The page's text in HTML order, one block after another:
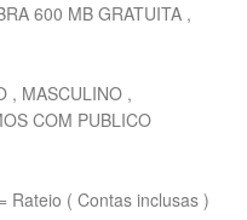
600 MB GRATUITA ,
, MASCULINO ,
COM PUBLICO
Rateio ( Contas inclusas )